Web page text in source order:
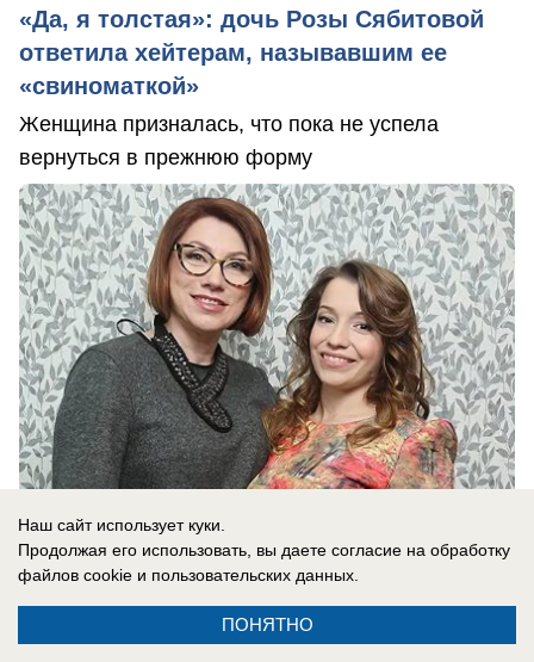
«Да, я толстая»: дочь Розы Сябитовой
ответила хейтерам, называвшим ее
«свиноматкой»
Женщина призналась, что пока не успела
вернуться в прежнюю форму
07.08.2026
Наш сайт использует куки.
Продолжая его использовать, вы даете согласие на обработку
файлов cookie и пользовательских данных.
ПОНЯТНО